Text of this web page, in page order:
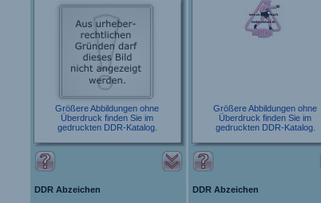
Größere Abbildungen ohne
Überdruck finden Sie im
gedruckten DDR-Katalog.
DDR Abzeichen
Größere Abbildungen ohne
Überdruck finden Sie im
gedruckten DDR-Katalog.
DDR Abzeichen